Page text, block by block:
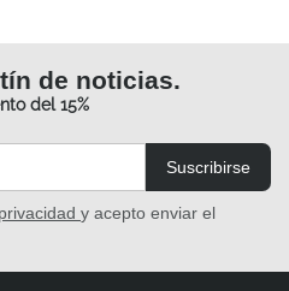
de noticias.
del 15%
Suscribirse
y acepto enviar el